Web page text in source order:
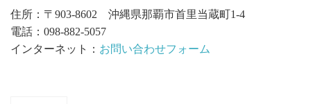
住所：〒903-8602 沖縄県那覇市首里当蔵町1-4
電話：098-882-5057
インターネット： お問い合わせフォーム